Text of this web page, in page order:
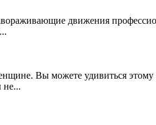
движения
Вы можете удивиться
не...